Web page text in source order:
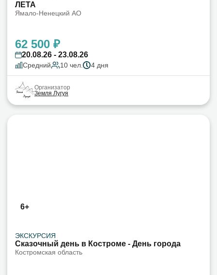
ЛЕТА
Ямало-Ненецкий АО
62 500 ₽
20.08.26 - 23.08.26
Средний 10 чел. 4 дня
Организатор
Земля Лугуя
6+
ЭКСКУРСИЯ
Сказочный день в Костроме - День города
Костромская область